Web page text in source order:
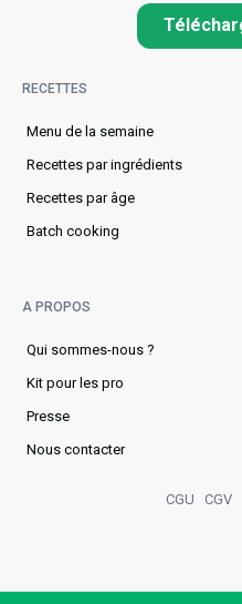
RECETTES
Menu de la semaine​
Recettes par ingrédients
Recettes par âge
Batch cooking
A PROPOS
Qui sommes-nous ?
Kit pour les pro
Presse
Nous contacter
CGU CGV